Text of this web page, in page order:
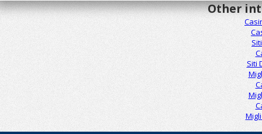
Other
Siti